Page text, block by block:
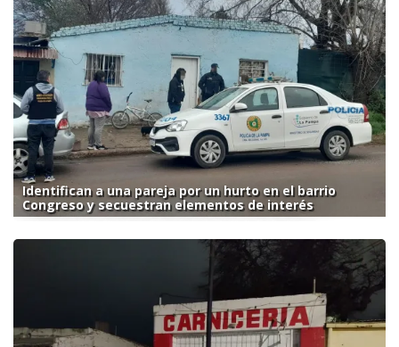
Identifican a una pareja por un hurto en el barrio
Congreso y secuestran elementos de interés